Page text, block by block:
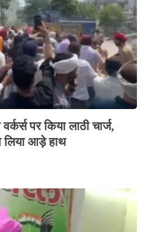
पर किया लाठी चार्ज,
आड़े हाथ